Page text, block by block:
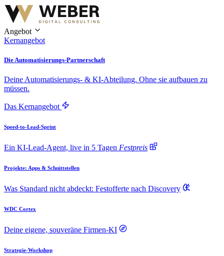
Angebot
Kernangebot
Die Automatisierungs-Partnerschaft
Deine Automatisierungs- & KI-Abteilung. Ohne sie aufbauen zu
müssen.
Das Kernangebot
Speed-to-Lead-Sprint
Ein KI-Lead-Agent, live in 5 Tagen Festpreis
Projekte: Apps & Schnittstellen
Was Standard nicht abdeckt: Festofferte nach Discovery
WDC Cortex
Deine eigene, souveräne Firmen-KI
Strategie-Workshop